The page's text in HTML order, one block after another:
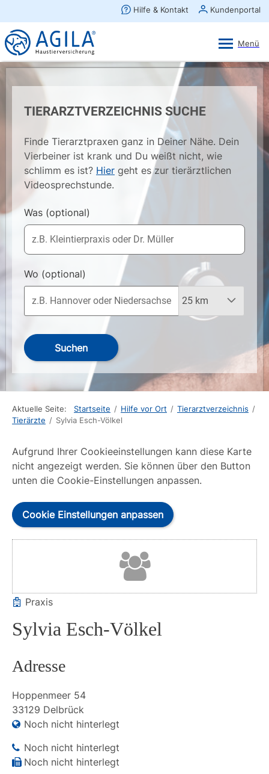
TIERARZTVERZEICHNIS SUCHE
Finde Tierarztpraxen ganz in Deiner Nähe. Dein
Vierbeiner ist krank und Du weißt nicht, wie
schlimm es ist? Hier geht es zur tierärztlichen
Videosprechstunde.
Was (optional)
Wo (optional)
Suchen
Aktuelle Seite: Startseite / Hilfe vor Ort / Tierarztverzeichnis /
Tierärzte / Sylvia Esch-Völkel
Aufgrund Ihrer Cookieeinstellungen kann diese Karte
nicht angezeigt werden. Sie können über den Button
unten die Cookie-Einstellungen anpassen.
Cookie Einstellungen anpassen
Praxis
Sylvia Esch-Völkel
Adresse
Hoppenmeer 54
33129 Delbrück
Noch nicht hinterlegt
Noch nicht hinterlegt
Noch nicht hinterlegt
×
AGILA Kunden-App
Gratis - Im Play Store laden
Ansehen